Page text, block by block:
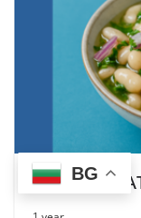
BG